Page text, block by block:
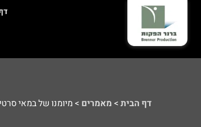
דף הבית> מאמרים > מיומנו של במאי סרטי תדמית